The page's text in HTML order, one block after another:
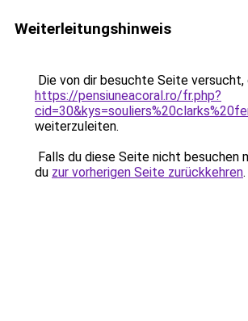
Weiterleitungshinweis
Die von dir besuchte Seite versucht,
https://pensiuneacoral.ro/fr.php?
weiterzuleiten.
Falls du diese Seite nicht besuchen
du zur vorherigen Seite zurückkehren.